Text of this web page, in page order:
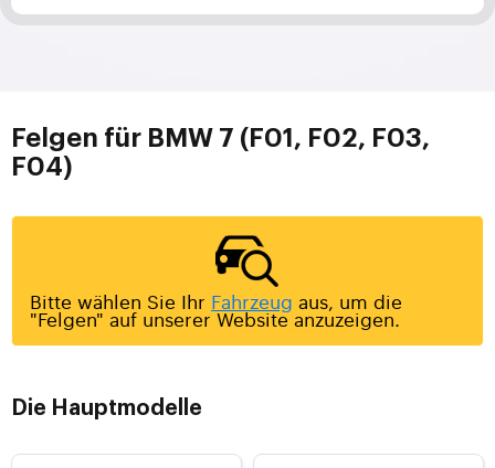
Felgen für BMW 7 (F01, F02, F03,
F04)
Bitte wählen Sie Ihr Fahrzeug aus, um die
"Felgen" auf unserer Website anzuzeigen.
Die Hauptmodelle